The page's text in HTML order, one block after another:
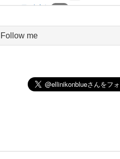
モバイル 136
Pico
UNIX 198
PukiWiki 18
日々の出来事 160
Follow me